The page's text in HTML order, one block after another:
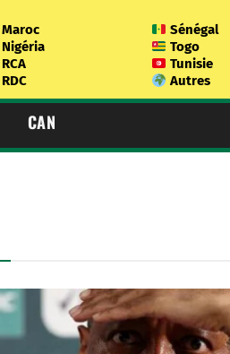
Maroc
Nigéria
RCA
RDC
Sénégal
Togo
Tunisie
Autres
CAN